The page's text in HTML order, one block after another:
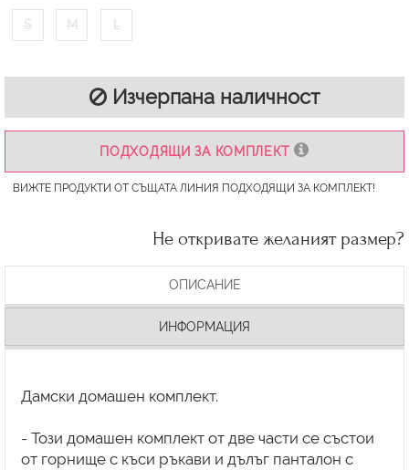
S M L
Изчерпана наличност
ПОДХОДЯЩИ ЗА КОМПЛЕКТ
ВИЖТЕ ПРОДУКТИ ОТ СЪЩАТА ЛИНИЯ ПОДХОДЯЩИ ЗА КОМПЛЕКТ!
Не откривате желаният размер?
ОПИСАНИЕ
ИНФОРМАЦИЯ
Дамски домашен комплект.
- Този домашен комплект от две части се състои
от горнище с къси ръкави и дълъг панталон с